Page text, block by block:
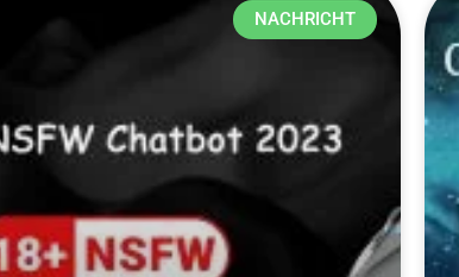
NACHRICHT